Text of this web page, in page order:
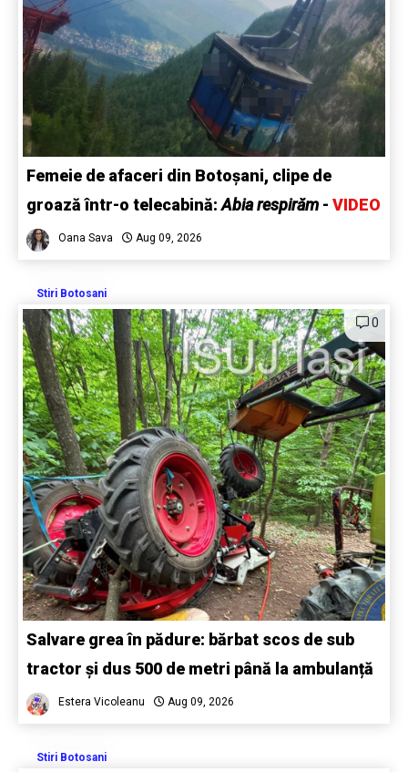
Femeie de afaceri din Botoșani, clipe de
groază într-o telecabină:Abia respirăm - VIDEO
Oana Sava Aug 09, 2026
Stiri Botosani
0
Salvare grea în pădure: bărbat scos de sub
tractor și dus 500 de metri până la ambulanță
Estera Vicoleanu Aug 09, 2026
Stiri Botosani